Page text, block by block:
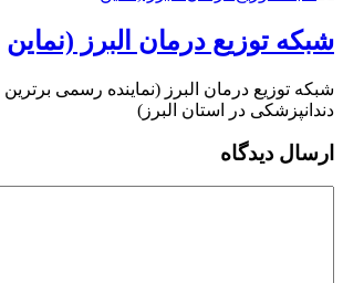
شبکه توزیع درمان البرز (نماین
شبکه توزیع درمان البرز (نماینده رسمی برترین
دندانپزشکی در استان البرز)
ارسال دیدگاه